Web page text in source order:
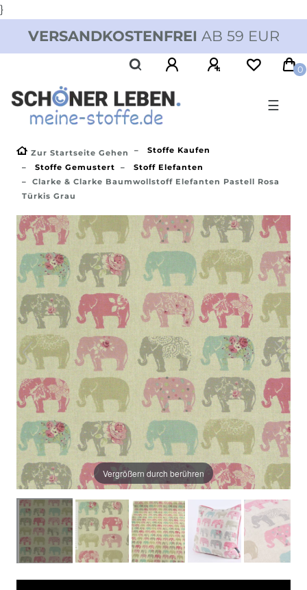
}
VERSANDKOSTENFREI AB 59 EUR
0
☰
Zur Startseite Gehen
Stoffe Kaufen
Stoffe Gemustert
Stoff Elefanten
Clarke & Clarke Baumwollstoff Elefanten Pastell Rosa
Türkis Grau
Vergrößern durch berühren